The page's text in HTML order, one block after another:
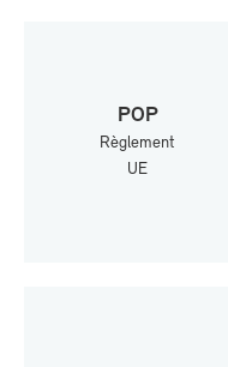
POP
Rè­gle­ment
UE